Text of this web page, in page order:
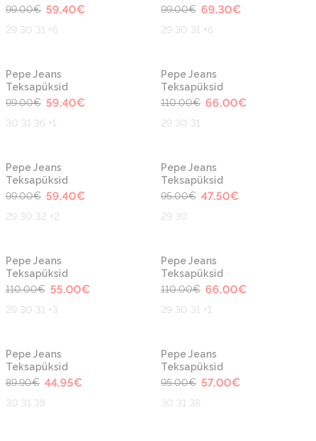
99.00€ 59.40€
29 30 31 +6
99.00€ 69.30€
29 30 31 +6
-40%
Pepe Jeans
Teksapüksid
99.00€ 59.40€
30 31 36 +1
-40%
Pepe Jeans
Teksapüksid
110.00€ 66.00€
29 30 31
-40%
Pepe Jeans
Teksapüksid
99.00€ 59.40€
29 30 32 +2
-50%
Pepe Jeans
Teksapüksid
95.00€ 47.50€
29 30
-50%
Pepe Jeans
Teksapüksid
110.00€ 55.00€
29 30 31 +3
-40%
Pepe Jeans
Teksapüksid
110.00€ 66.00€
29 30 31 +1
-50%
Pepe Jeans
Teksapüksid
89.90€ 44.95€
30 31 38
-40%
Pepe Jeans
Teksapüksid
95.00€ 57.00€
30 31 38